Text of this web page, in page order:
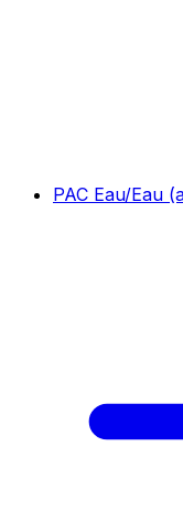
PAC Eau/Eau